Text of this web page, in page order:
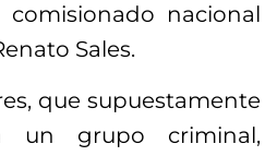
comisionado nacional
Sales.
que supuestamente
un grupo criminal,